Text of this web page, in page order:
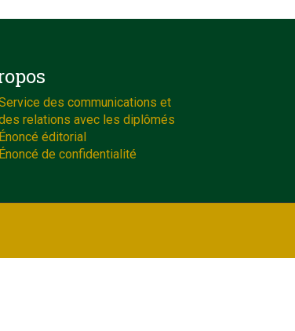
des communications et
relations avec les diplômés
Énoncé éditorial
Énoncé de confidentialité